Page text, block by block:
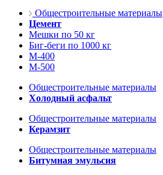
Общестроительные материалы
Цемент
Мешки по 50 кг
Биг-беги по 1000 кг
М-400
М-500
Общестроительные материалы
Холодный асфальт
Общестроительные материалы
Керамзит
Общестроительные материалы
Битумная эмульсия